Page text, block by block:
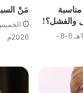
والفشل؟!
الخميس 23 صفر 1448هـ 6-8-
مَنْ
2026م